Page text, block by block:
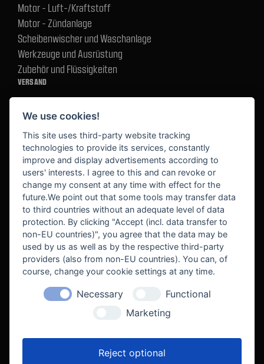
Motor - Luft-/Kraftstoff
Motor - Zündanlage
Scheibenwischer und Waschanlage
Werkzeuge und Ausrüstung
Zubehör und Flüssigkeiten
VERSAND
BEKANNT AUS
We use cookies!
This site uses third-party website tracking
technologies to provide its services, constantly
improve and display advertisements according to
users' interests. I agree to this and can revoke or
change my consent at any time with effect for the
future.We point out that some tools may transfer data
to third countries without an adequate level of data
protection. By clicking "Accept (incl. data transfer to
non-EU countries)", you agree that the data may be
used by us as well as by the respective third-party
providers (also from non-EU countries). You can, of
course, change your cookie settings at any time.
Necessary
Functional
Marketing
Reject optional